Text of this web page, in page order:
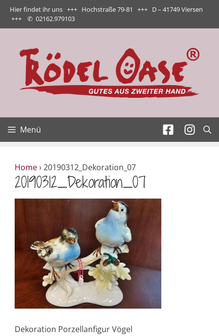
Zum
Inhalt
springen
Hier findet ihr uns +++ Hochstraße 79-81 +++ D – 41749 Viersen
+++ ✆ 02162.979103
Menü
Home› 20190312_Dekoration_07
20190312_Dekoration_07
Dekoration Porzellanfigur Vögel